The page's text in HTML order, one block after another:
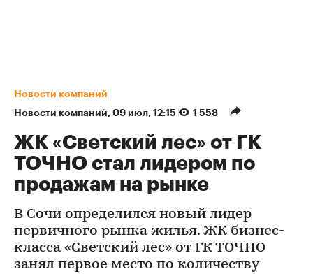
Новости компаний
Новости компаний⁠, 09 июл, 12:15 1 558
ЖК «Светский лес» от ГК
ТОЧНО стал лидером по
продажам на рынке
В Сочи определился новый лидер
первичного рынка жилья. ЖК бизнес-
класса «Светский лес» от ГК ТОЧНО
занял первое место по количеству